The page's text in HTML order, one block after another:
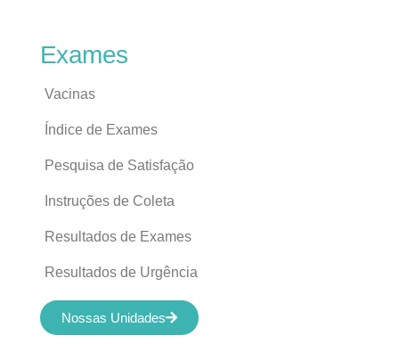
Exames
Vacinas
Índice de Exames
Pesquisa de Satisfação
Instruções de Coleta
Resultados de Exames
Resultados de Urgência
Nossas Unidades